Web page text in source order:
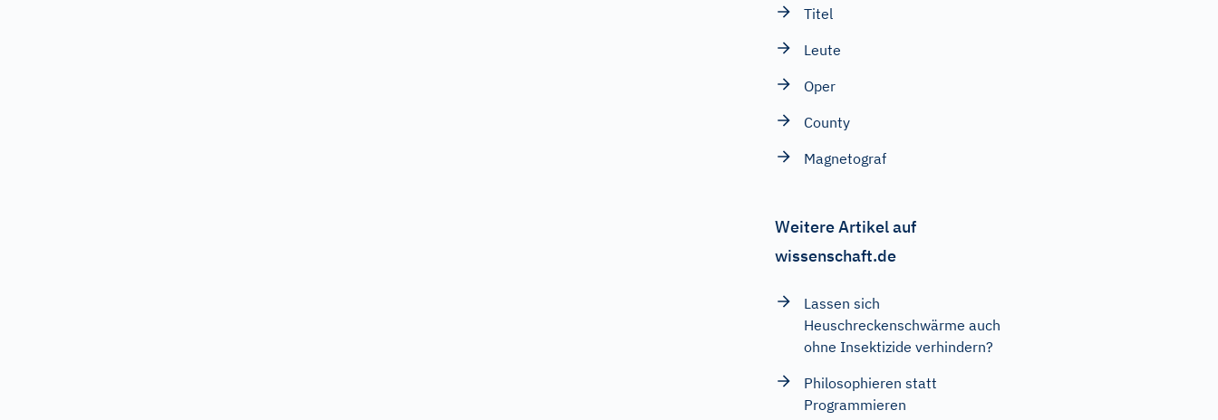
Titel
Leute
Oper
County
Magnetograf
Weitere Artikel auf
wissenschaft.de
Lassen sich
Heuschreckenschwärme auch
ohne Insektizide verhindern?
Philosophieren statt
Programmieren